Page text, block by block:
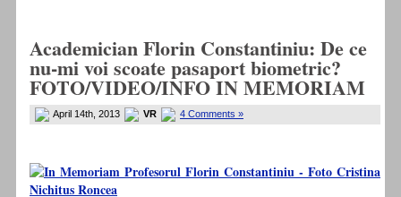
Academician Florin Constantiniu: De ce
nu-mi voi scoate pasaport biometric?
FOTO/VIDEO/INFO IN MEMORIAM
April 14th, 2013 VR 4 Comments »